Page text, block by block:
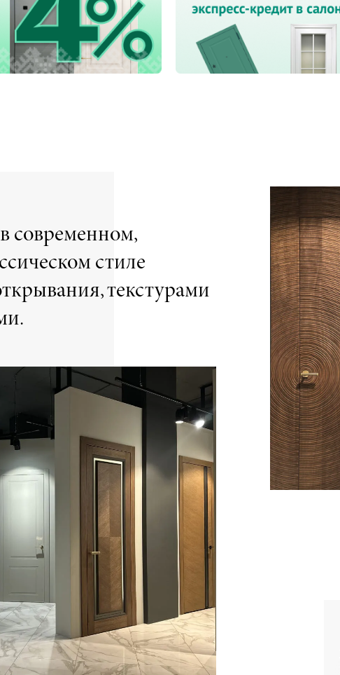
в современном,
стиле
текстурами